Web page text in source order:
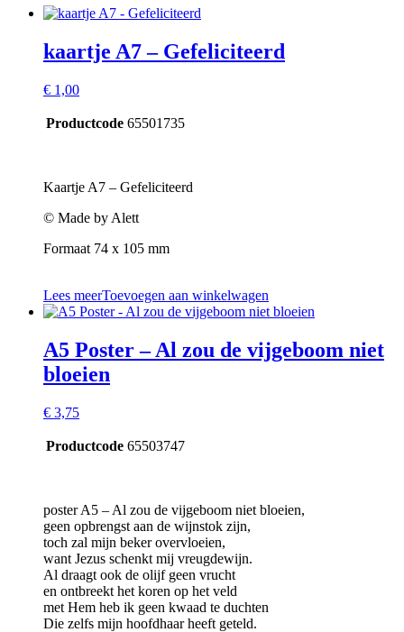
kaartje A7 – Gefeliciteerd
€ 1,00
Productcode 65501735
Kaartje A7 – Gefeliciteerd
© Made by Alett
Formaat 74 x 105 mm
Lees meerToevoegen aan winkelwagen
A5 Poster – Al zou de vijgeboom niet
bloeien
€ 3,75
Productcode 65503747
poster A5 – Al zou de vijgeboom niet bloeien,
geen opbrengst aan de wijnstok zijn,
toch zal mijn beker overvloeien,
want Jezus schenkt mij vreugdewijn.
Al draagt ook de olijf geen vrucht
en ontbreekt het koren op het veld
met Hem heb ik geen kwaad te duchten
Die zelfs mijn hoofdhaar heeft geteld.